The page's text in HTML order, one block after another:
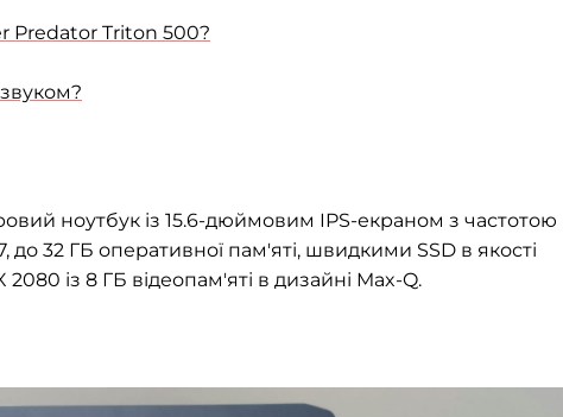
Predator Triton 500?
ноутбук із 15.6-дюймовим IPS-екраном з частотою
32 ГБ оперативної пам'яті, швидкими SSD в якості
із 8 ГБ відеопам'яті в дизайні Max-Q.